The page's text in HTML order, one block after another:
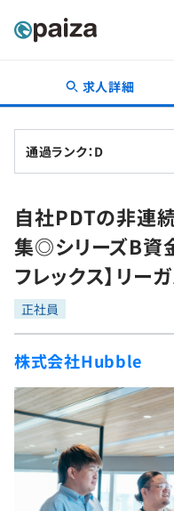
転職・キャリア
転職成功ガイド
転職エージェント
インタビュー
転職成功ガイド
新卒就活
求人検索
本選考
インターン
新卒エージェント
イベント・セミナー
インタビュー
就活成功ガイド
学習
問題集
4択課題
ナレッジ
リファレンス
プラン
プログラミング言語
評価結果一覧
再チャレンジ結果一覧
ゲーム・マンガ
Tech Team Journal
paiza times
note
paizaとは？
求人詳細
通過ランク：D
自社PDTの非連
集◎シリーズB資
フレックス】リー
正社員
株式会社Hubble